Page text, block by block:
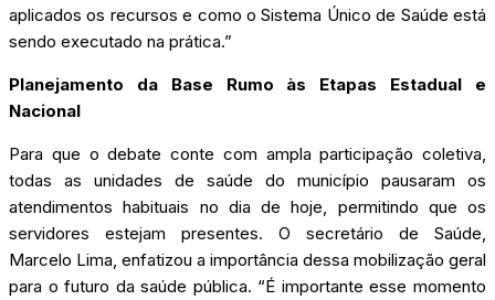
aplicados os recursos e como o Sistema Único de Saúde está
sendo executado na prática.”
Planejamento da Base Rumo às Etapas Estadual e
Nacional
Para que o debate conte com ampla participação coletiva,
todas as unidades de saúde do município pausaram os
atendimentos habituais no dia de hoje, permitindo que os
servidores estejam presentes. O secretário de Saúde,
Marcelo Lima, enfatizou a importância dessa mobilização geral
para o futuro da saúde pública. “É importante esse momento